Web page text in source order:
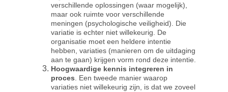
verschillende oplossingen (waar mogelijk),
maar ook ruimte voor verschillende
meningen (psychologische veiligheid). Die
variatie is echter niet willekeurig. De
organisatie moet een heldere intentie
hebben, variaties (manieren om de uitdaging
aan te gaan) krijgen vorm rond deze intentie.
Hoogwaardige kennis integreren in
proces . Een tweede manier waarop
variaties niet willekeurig zijn, is dat we zoveel